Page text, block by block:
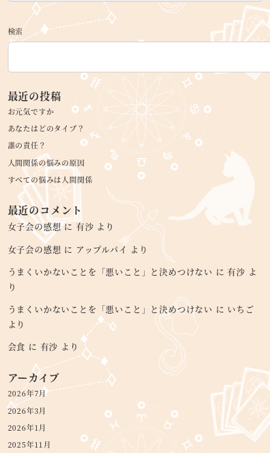
検索
最近の投稿
お元気ですか
あなたはどのタイプ？
誰の責任？
人間関係の悩みの原因
すべての悩みは人間関係
最近のコメント
女子会の感想に 有沙 より
女子会の感想 に アップルパイ より
うまくいかないことを「悪いこと」と決めつけない に有沙 よ
り
うまくいかないことを「悪いこと」と決めつけない に いちご
より
会食 に 有沙 より
アーカイブ
2026年7月
2026年3月
2026年1月
2025年11月